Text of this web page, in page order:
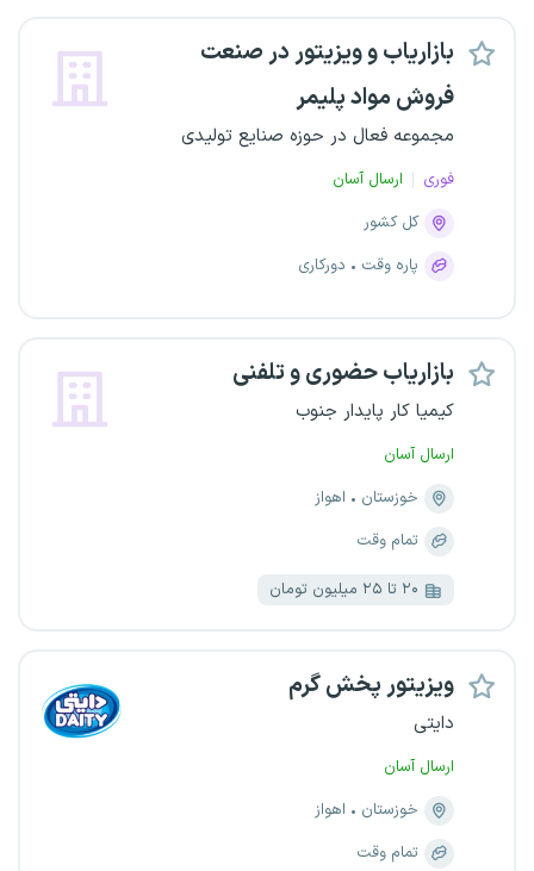
بازاریاب و ویزیتور در صنعت
فروش مواد پلیمر
مجموعه فعال در حوزه صنایع تولیدی
فوری
ارسال آسان
کل کشور
پاره وقت
دورکاری
بازاریاب حضوری و تلفنی
کیمیا کار پایدار جنوب
ارسال آسان
خوزستان
اهواز
تمام وقت
۲۰ تا ۲۵ میلیون تومان
ویزیتور پخش گرم
دایتی
ارسال آسان
خوزستان
اهواز
تمام وقت